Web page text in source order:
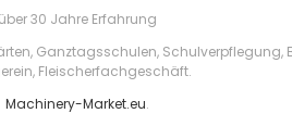
über 30 Jahre Erfahrung
Ganztagsschulen, Schulverpflegung,
Fleischerfachgeschäft.
Machinery-Market.eu.